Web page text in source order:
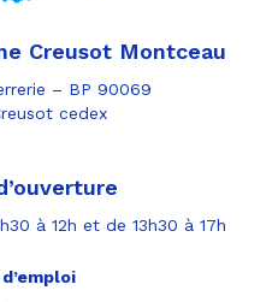
Creusot Montceau
– BP 90069
cedex
à 12h et de 13h30 à 17h